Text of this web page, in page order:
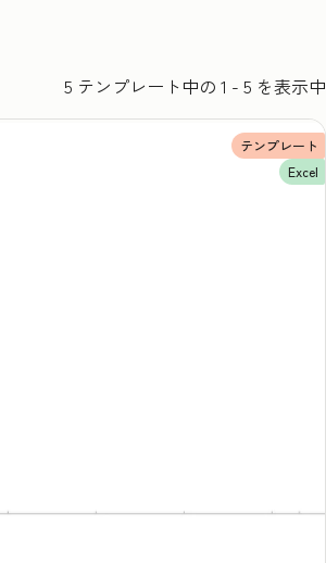
5 テンプレート中の 1 - 5 を表示中
テンプレート
Excel